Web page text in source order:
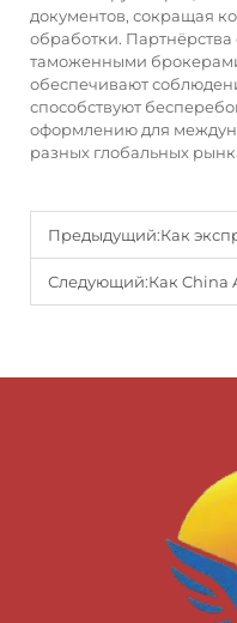
документов, сокращая
обработки.
таможенными
обеспечивают
способствуют
оформлению для
разных глобальных
Предыдущий:Как экспресс-
Следующий:Как China Airlines Cargo